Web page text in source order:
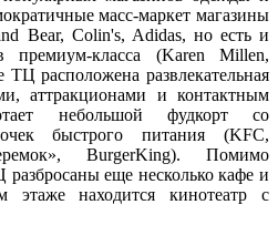
масс-маркет магазины
Bear, Colin's, Adidas, но есть и
премиум-класса (Karen Millen,
ТЦ расположена развлекательная
аттракционами и контактным
небольшой фудкорт со
быстрого питания (KFC,
BurgerKing). Помимо
еще несколько кафе и
этаже находится кинотеатр с